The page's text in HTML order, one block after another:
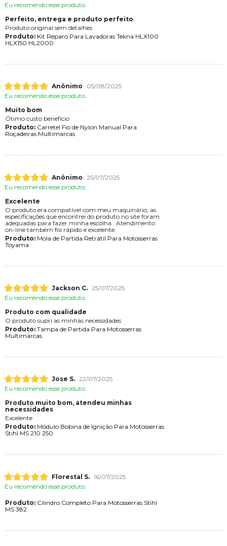
Eu recomendo esse produto.
Perfeito, entrega e produto perfeito
Produto original sem detalhes
Produto:Kit Reparo Para Lavadoras Tekna HLX100
HLX150 HL2000
Anônimo
05/08/2025
Eu recomendo esse produto.
Muito bom
Ótimo custo benefício
Produto:Carretel Fio de Nylon Manual Para
Roçadeiras Multimarcas
Anônimo 25/07/2025
Eu recomendo esse produto.
Excelente
O produto era compatível com meu maquinário, as
especificações que encontrei do produto no site foram
adequadas para fazer minha escolha . Atendimento
on-line também foi rápido e excelente.
Produto:Mola de Partida Retrátil Para Motosserras
Toyama
Jackson C. 25/07/2025
Eu recomendo esse produto.
Produto com qualidade
O produto supri as minhas necessidades
Produto:Tampa de Partida Para Motosserras
Multimarcas
Jose S. 22/07/2025
Eu recomendo esse produto.
Produto muito bom, atendeu minhas
necessidades
Excelente
Produto:Módulo Bobina de Ignição Para Motosserras
Stihl MS 210 250
Florestal S. 16/07/2025
Eu recomendo esse produto.
Produto:Cilindro Completo Para Motosserras Stihl
MS 382